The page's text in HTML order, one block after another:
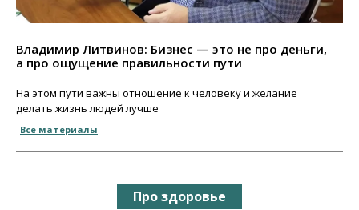
Владимир Литвинов: Бизнес — это не про деньги,
а про ощущение правильности пути
На этом пути важны отношение к человеку и желание
делать жизнь людей лучше
Все материалы
Про здоровье